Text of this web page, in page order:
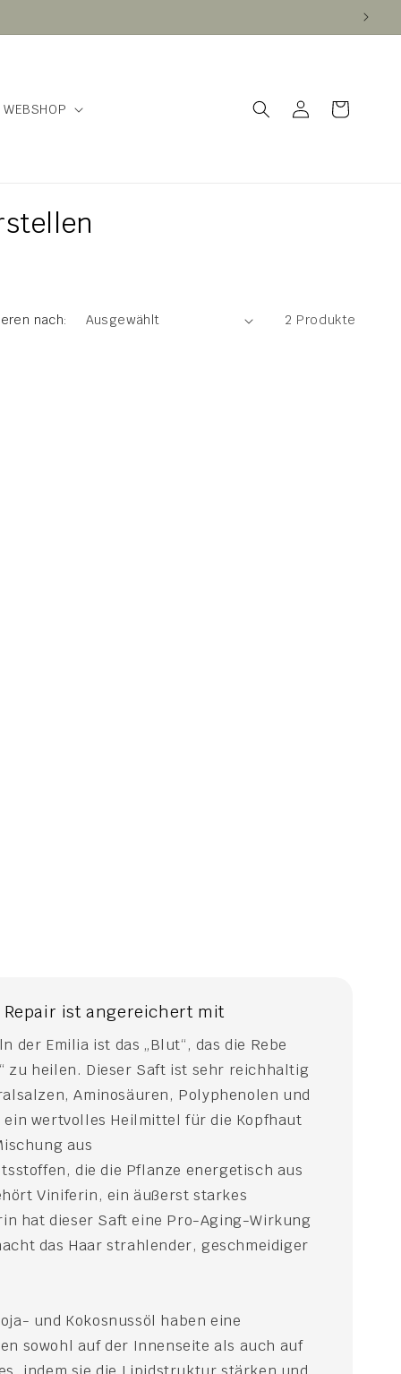
WEBSHOP EinloggenWarenkorb
nach: 2 Produkte
Repair ist angereichert mit
der Emilia ist das „Blut“, das die Rebe
zu heilen. Dieser Saft ist sehr reichhaltig
Aminosäuren, Polyphenolen und
wertvolles Heilmittel für die Kopfhaut
aus
die die Pflanze energetisch aus
Viniferin, ein äußerst starkes
hat dieser Saft eine Pro-Aging-Wirkung
das Haar strahlender, geschmeidiger
und Kokosnussöl haben eine
sowohl auf der Innenseite als auch auf